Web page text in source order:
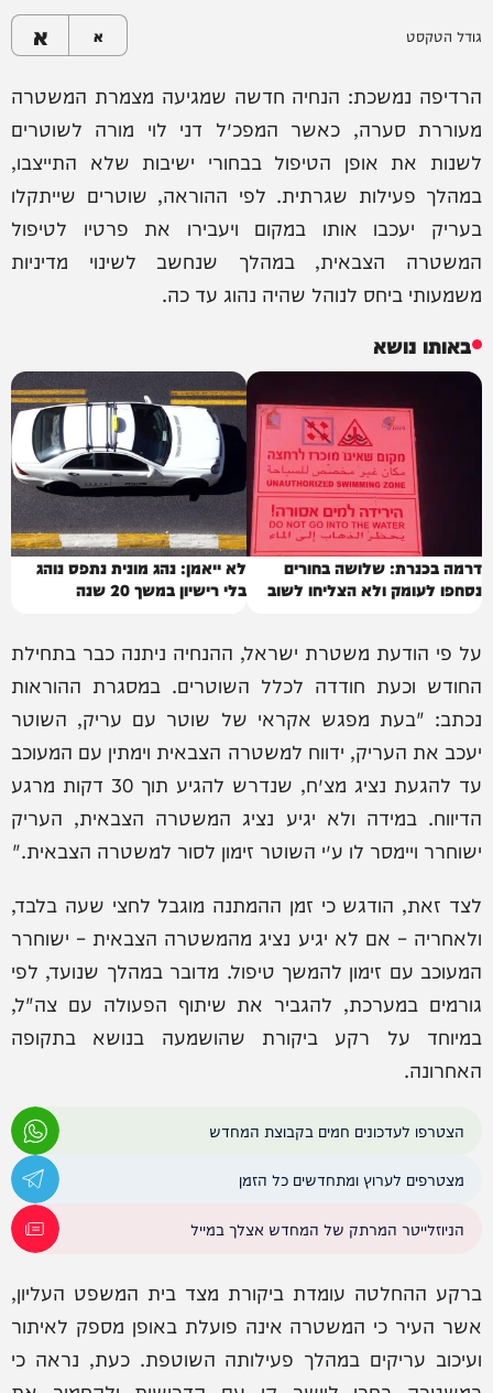
גודל הטקסט א א
הרדיפה נמשכת: הנחיה חדשה שמגיעה מצמרת המשטרה
מעוררת סערה, כאשר המפכ״ל דני לוי מורה לשוטרים
לשנות את אופן הטיפול בבחורי ישיבות שלא התייצבו,
במהלך פעילות שגרתית. לפי ההוראה, שוטרים שייתקלו
בעריק יעכבו אותו במקום ויעבירו את פרטיו לטיפול
המשטרה הצבאית, במהלך שנחשב לשינוי מדיניות
משמעותי ביחס לנוהל שהיה נהוג עד כה.
באותו נושא
דרמה בכנרת: שלושה בחורים
נסחפו לעומק ולא הצליחו לשוב
לא ייאמן: נהג מונית נתפס נוהג
בלי רישיון במשך 20 שנה
על פי הודעת משטרת ישראל, ההנחיה ניתנה כבר בתחילת
החודש וכעת חודדה לכלל השוטרים. במסגרת ההוראות
נכתב: "בעת מפגש אקראי של שוטר עם עריק, השוטר
יעכב את העריק, ידווח למשטרה הצבאית וימתין עם המעוכב
עד להגעת נציג מצ״ח, שנדרש להגיע תוך 30 דקות מרגע
הדיווח. במידה ולא יגיע נציג המשטרה הצבאית, העריק
ישוחרר ויימסר לו ע״י השוטר זימון לסור למשטרה הצבאית."
לצד זאת, הודגש כי זמן ההמתנה מוגבל לחצי שעה בלבד,
ולאחריה – אם לא יגיע נציג מהמשטרה הצבאית – ישוחרר
המעוכב עם זימון להמשך טיפול. מדובר במהלך שנועד, לפי
גורמים במערכת, להגביר את שיתוף הפעולה עם צה"ל,
במיוחד על רקע ביקורת שהושמעה בנושא בתקופה
האחרונה.
הצטרפו לעדכונים חמים בקבוצת המחדש
מצטרפים לערוץ ומתחדשים כל הזמן
הניוזלייטר המרתק של המחדש אצלך במייל
ברקע ההחלטה עומדת ביקורת מצד בית המשפט העליון,
אשר העיר כי המשטרה אינה פועלת באופן מספק לאיתור
ועיכוב עריקים במהלך פעילותה השוטפת. כעת, נראה כי